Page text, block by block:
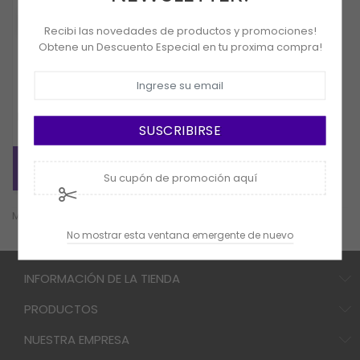
Einhell
Motoguadaña Inalambrica
Mostrando 1-1 de 1 artículo(s)
Recibi las novedades de productos y promociones!
Obtene un Descuento Especial en tu proxima compra!
SUSCRIBIRSE
Su cupón de promoción aquí
No mostrar esta ventana emergente de nuevo
INFORMACIÓN DE LA TIENDA
PRODUCTOS
NUESTRA EMPRESA